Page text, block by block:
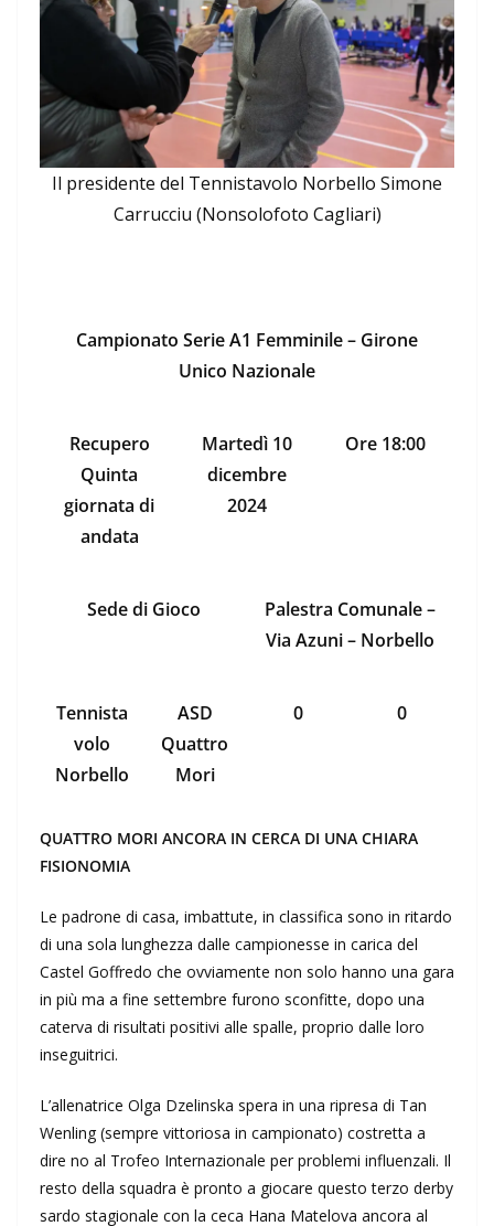
Il presidente del Tennistavolo Norbello Simone
Carrucciu (Nonsolofoto Cagliari)
Campionato Serie A1 Femminile – Girone
Unico Nazionale
Recupero
Quinta
giornata di
andata
Martedì 10
dicembre
2024
Ore 18:00
Sede di Gioco
Palestra Comunale –
Via Azuni – Norbello
Tennista
volo
Norbello
ASD
Quattro
Mori
0 0
QUATTRO MORI ANCORA IN CERCA DI UNA CHIARA
FISIONOMIA
Le padrone di casa, imbattute, in classifica sono in ritardo
di una sola lunghezza dalle campionesse in carica del
Castel Goffredo che ovviamente non solo hanno una gara
in più ma a fine settembre furono sconfitte, dopo una
caterva di risultati positivi alle spalle, proprio dalle loro
inseguitrici.
L’allenatrice Olga Dzelinska spera in una ripresa di Tan
Wenling (sempre vittoriosa in campionato) costretta a
dire no al Trofeo Internazionale per problemi influenzali. Il
resto della squadra è pronto a giocare questo terzo derby
sardo stagionale con la ceca Hana Matelova ancora al